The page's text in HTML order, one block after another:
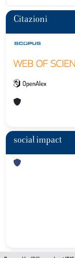
Citazioni
social impact